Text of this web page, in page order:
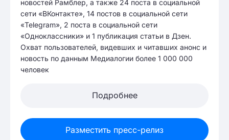
новостей Рамблер, а также 24 поста в социальной
сети «ВКонтакте», 14 постов в социальной сети
«Telegram», 2 поста в социальной сети
«Одноклассники» и 1 публикация статьи в Дзен.
Охват пользователей, видевших и читавших анонс и
новость по данным Медиалогии более 1 000 000
человек
Подробнее
Разместить пресс-релиз